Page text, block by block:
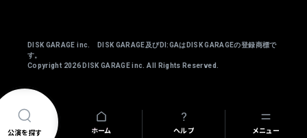
公演を探す ホーム ヘルプ メニュー
DISK GARAGE inc. DISK GARAGE及びDI:GAはDISK GARAGEの登録商標で
す。
Copyright 2026 DISK GARAGE inc. All Rights Reserved.